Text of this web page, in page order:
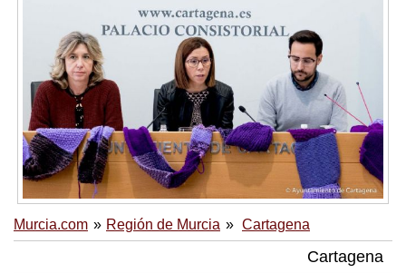
Murcia.com Región de Murcia Cartagena
Cartagena